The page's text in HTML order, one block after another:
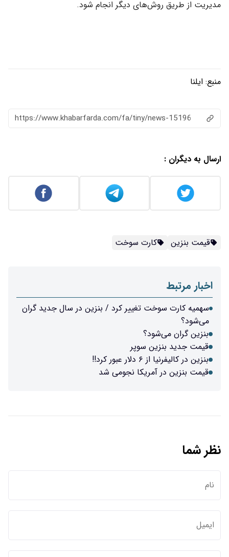
مدیریت از طریق روش‌های دیگر انجام شود.
منبع: ایلنا
https://www.khabarfarda.com/fa/tiny/news-15196
ارسال به دیگران :
قیمت بنزین کارت سوخت
اخبار مرتبط
سهمیه کارت سوخت تغییر کرد / بنزین در سال جدید گران
می‌شود؟
بنزین گران می‌شود؟‌
قیمت جدید بنزین سوپر
بنزین در کالیفرنیا از ۶ دلار عبور کرد!!
قیمت بنزین در آمریکا نجومی شد
نظر شما